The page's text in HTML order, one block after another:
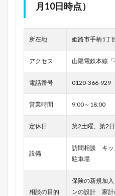
月10日時点）
所在地 姫路市手柄1丁
アクセス 山陽電鉄本線
電話番号 0120-366-929
営業時間 9:00～18:00
定休日 第2土曜、第2
設備
訪問相談 キ
駐車場
相談の目的
保険の新規加
ンの設計 家